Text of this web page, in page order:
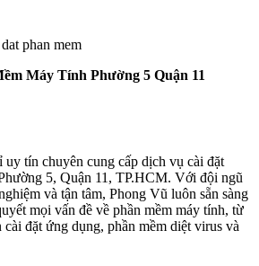
Máy Tính Phường 5 Quận 11
tín chuyên cung cấp dịch vụ cài đặt
5, Quận 11, TP.HCM. Với đội ngũ
và tận tâm, Phong Vũ luôn sẵn sàng
mọi vấn đề về phần mềm máy tính, từ
cài đặt ứng dụng, phần mềm diệt virus và